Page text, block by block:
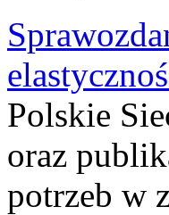
Polskie
oraz
potrzeb w